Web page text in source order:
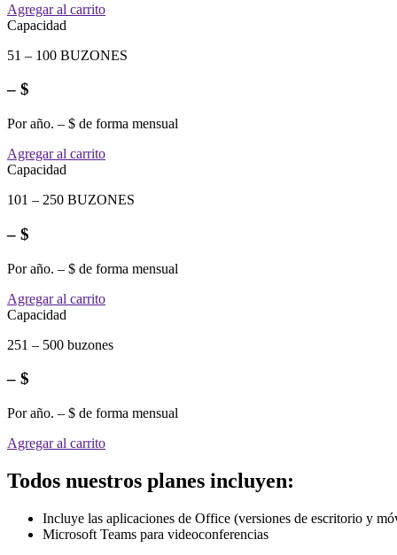
Agregar al carrito
Capacidad
51 – 100 BUZONES
– $
Por año. – $ de forma mensual
Agregar al carrito
Capacidad
101 – 250 BUZONES
– $
Por año. – $ de forma mensual
Agregar al carrito
Capacidad
251 – 500 buzones
– $
Por año. – $ de forma mensual
Agregar al carrito
Todos nuestros planes incluyen:
Incluye las aplicaciones de Office (versiones de escritorio y
Microsoft Teams para videoconferencias